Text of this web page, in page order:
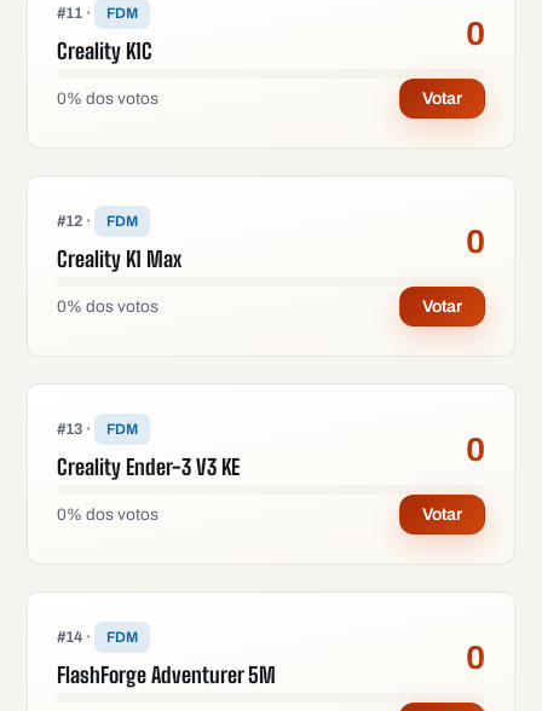
#11 · FDM
Creality K1C 0
0% dos votos Votar
#12 · FDM
Creality K1 Max 0
0% dos votos Votar
#13 · FDM
Creality Ender-3 V3 KE 0
0% dos votos Votar
#14 · FDM
FlashForge Adventurer 5M 0